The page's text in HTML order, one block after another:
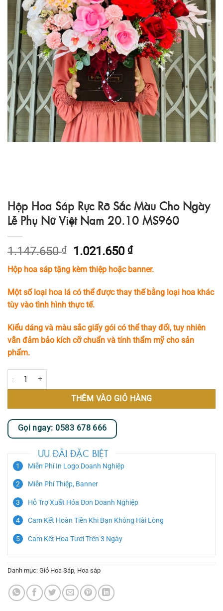
Hộp Hoa Sáp Rực Rỡ Sắc Màu Cho Ngày
Lễ Phụ Nữ Việt Nam 20.10 MS960
1.147.650₫
Giá
gốc
là:
1.147.650 ₫.
1.021.650₫Giá
tại
là:
1.021.650 ₫.
Hộp hoa sáp tặng kèm thiệp hoặc banner.
Một số loại hoa lá có thể được thay thế bằng loại hoa khác
tùy vào tình hình thực tế.
Kiểu dáng và màu sắc giấy gói có thể thay đổi, tuy nhiên
vẫn đảm bảo kích cỡ chuẩn và tính thẩm mỹ cho sản
phẩm.
Hộp Hoa Sáp Rực Rỡ Sắc Màu Cho Ngày Lễ Phụ Nữ Việt Nam 20.10
THÊM VÀO GIỎ HÀNG
Gọi ngay: 0583 678 666
ƯU ĐÃI ĐẶC BIỆT
Miễn Phí In Logo Doanh Nghiệp
Miễn Phí Thiệp, Banner
Hỗ Trợ Xuất Hóa Đơn Doanh Nghiệp
Cam Kết Hoàn Tiền Khi Bạn Không Hài Lòng
Cam Kết Hoa Tươi Trên 3 Ngày
Danh mục: Giỏ Hoa Sáp, Hoa sáp